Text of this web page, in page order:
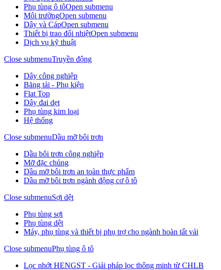
Phụ tùng ô tôOpen submenu
Môi trườngOpen submenu
Dây và CápOpen submenu
Thiết bị trao đổi nhiệtOpen submenu
Dịch vụ kỹ thuật
Close submenuTruyền động
Dây công nghiệp
Băng tải - Phụ kiện
Flat Top
Dây đai dẹt
Phụ tùng kim loại
Hệ thống
Close submenuDầu mỡ bôi trơn
Dầu bôi trơn công nghiệp
Mỡ đặc chủng
Dầu mỡ bôi trơn an toàn thực phẩm
Dầu mỡ bôi trơn ngành động cơ ô tô
Close submenuSợi dệt
Phụ tùng sợi
Phụ tùng dệt
Máy, phụ tùng và thiết bị phụ trợ cho ngành hoàn tất vải
Close submenuPhụ tùng ô tô
Lọc nhớt HENGST - Giải pháp lọc thông minh từ CHLB